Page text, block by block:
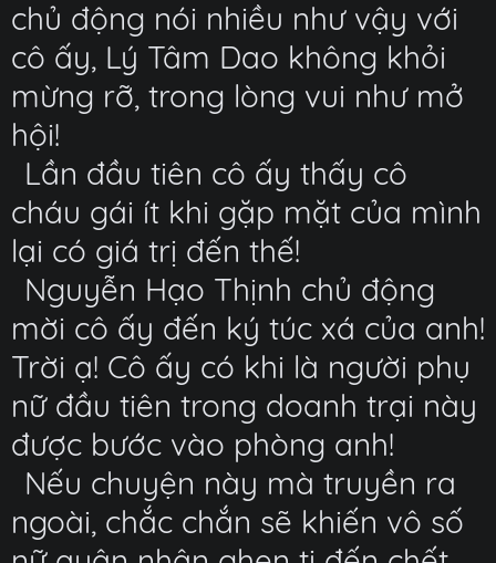
chủ động nói nhiều như vậy với
cô ấy, Lý Tâm Dao không khỏi
mừng rỡ, trong lòng vui như mở
hội!
Lần đầu tiên cô ấy thấy cô
cháu gái ít khi gặp mặt của mình
lại có giá trị đến thế!
Nguyễn Hạo Thịnh chủ động
mời cô ấy đến ký túc xá của anh!
Trời ạ! Cô ấy có khi là người phụ
nữ đầu tiên trong doanh trại này
được bước vào phòng anh!
Nếu chuyện này mà truyền ra
ngoài, chắc chắn sẽ khiến vô số